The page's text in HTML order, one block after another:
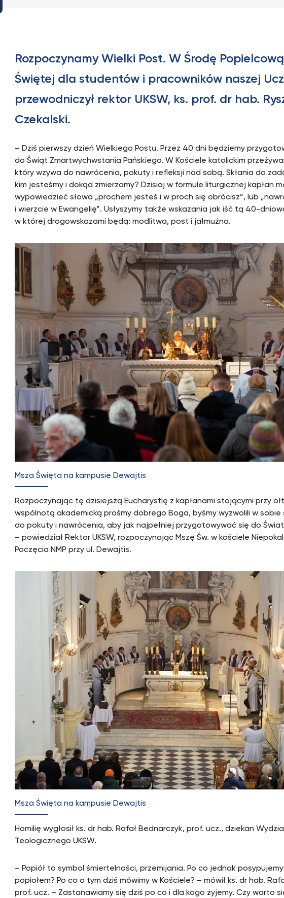
Rozpoczynamy Wielki Post. W Środę
Świętej dla studentów i pracowników naszej
przewodniczył rektor UKSW, ks. prof. dr hab.
Czekalski.
– Dziś pierwszy dzień Wielkiego Postu. Przez 40 dni będziemy
do Świąt Zmartwychwstania Pańskiego. W Kościele katolickim
który wzywa do nawrócenia, pokuty i refleksji nad sobą. Skłania do
kim jesteśmy i dokąd zmierzamy? Dzisiaj w formule liturgicznej kapłan
wypowiedzieć słowa „prochem jesteś i w proch się obrócisz”, lub
i wierzcie w Ewangelię”. Usłyszymy także wskazania jak iść tą 40-
w której drogowskazami będą: modlitwa, post i jałmużna.
Msza Święta na kampusie Dewajtis
Rozpoczynając tę dzisiejszą Eucharystię z kapłanami stojącymi przy
wspólnotą akademicką prośmy dobrego Boga, byśmy wyzwolili w sobie
do pokuty i nawrócenia, aby jak najpełniej przygotowywać się do
– powiedział Rektor UKSW, rozpoczynając Mszę Św. w kościele
Poczęcia NMP przy ul. Dewajtis.
Msza Święta na kampusie Dewajtis
Homilię wygłosił ks. dr hab. Rafał Bednarczyk, prof. ucz., dziekan
Teologicznego UKSW.
– Popiół to symbol śmiertelności, przemijania. Po co jednak posypujemy
popiołem? Po co o tym dziś mówimy w Kościele? – mówił ks. dr hab.
prof. ucz. – Zastanawiamy się dziś po co i dla kogo żyjemy. Czy warto